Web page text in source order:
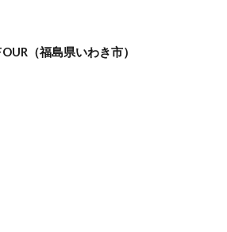
（福島県いわき市）